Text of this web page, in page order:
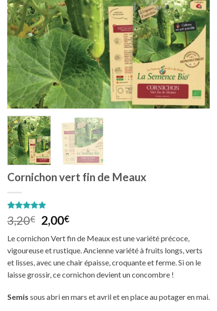
Cornichon vert fin de Meaux
Noté5.00
sur 5 basé
1
client
3,20€ Le
prix
initial
était :
3,20€.
2,00€Le
actuel
est :
2,00€.
Le cornichon Vert fin de Meaux est une variété précoce,
vigoureuse et rustique. Ancienne variété à fruits longs, verts
et lisses, avec une chair épaisse, croquante et ferme. Si on le
laisse grossir, ce cornichon devient un concombre !
Semis sous abri en mars et avril et en place au potager en mai.